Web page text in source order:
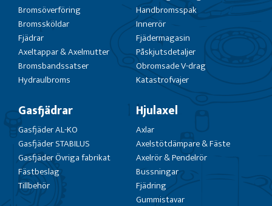
Bromsöverföring
Bromssköldar
Fjädrar
Axeltappar & Axelmutter
Bromsbandssatser
Hydraulbroms
Handbromsspak
Innerrör
Fjädermagasin
Påskjutsdetaljer
Obromsade V-drag
Katastrofvajer
Gasfjädrar
Gasfjäder AL-KO
Gasfjäder STABILUS
Gasfjäder Övriga fabrikat
Fästbeslag
Tillbehör
Hjulaxel
Axlar
Axelstötdämpare & Fäste
Axelrör & Pendelrör
Bussningar
Fjädring
Gummistavar